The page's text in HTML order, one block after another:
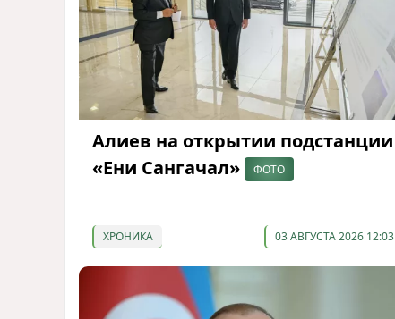
Алиев на открытии подстанции
«Ени Сангачал»
ФОТО
ХРОНИКА 03 АВГУСТА 2026 12:03